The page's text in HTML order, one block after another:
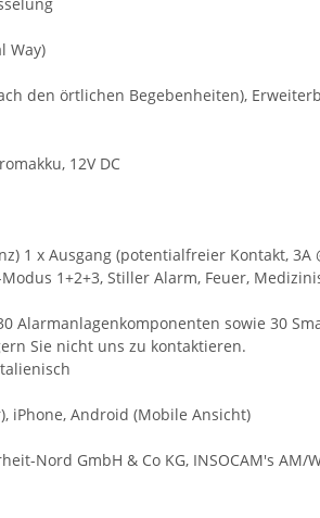
Way)
den örtlichen Begebenheiten),
12V DC
1 x Ausgang (potentialfreier Kontakt, 3A
1+2+3, Stiller Alarm, Feuer,
Alarmanlagenkomponenten sowie 30
Sie nicht uns zu kontaktieren.
iPhone, Android (Mobile Ansicht)
Nord GmbH & Co KG, INSOCAM's